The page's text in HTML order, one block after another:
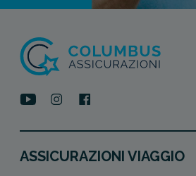
ASSICURAZIONI VIAGGIO